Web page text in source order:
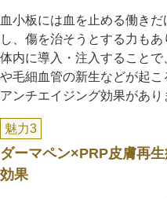
血小板には血を止める働き
し、傷を治そうとする力も
体内に導入・注入すること
や毛細血管の新生などが起
アンチエイジング効果があり
魅力3
ダーマペン×PRP皮膚再
効果